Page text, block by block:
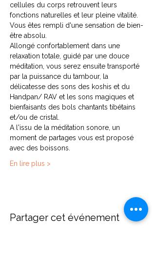
cellules du corps retrouvent leurs
fonctions naturelles et leur pleine vitalité.
Vous êtes rempli d'une sensation de bien-
être absolu.
Allongé confortablement dans une
relaxation totale, guidé par une douce
méditation, vous serez ensuite transporté
par la puissance du tambour, la
délicatesse des sons des koshis et du
Handpan/ RAV et les sons magiques et
bienfaisants des bols chantants tibétains
et/ou de cristal.
A l'issu de la méditation sonore, un
moment de partages vous est proposé
avec des boissons.
En lire plus >
Partager cet événement